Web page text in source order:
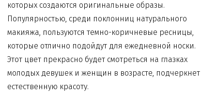
которых создаются оригинальные образы.
Популярностью, среди поклонниц натурального
макияжа, пользуются темно-коричневые ресницы,
которые отлично подойдут для ежедневной носки.
Этот цвет прекрасно будет смотреться на глазках
молодых девушек и женщин в возрасте, подчеркнет
естественную красоту.